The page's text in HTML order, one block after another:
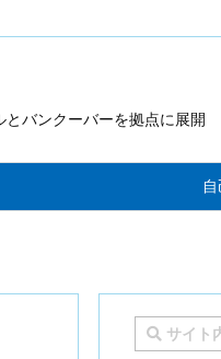
バンクーバーを拠点に展開